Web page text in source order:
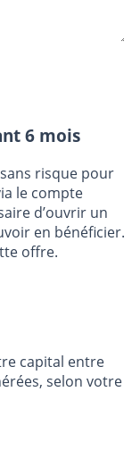
6 mois
risque pour
le compte
d’ouvrir un
en bénéficier.
offre.
capital entre
selon votre